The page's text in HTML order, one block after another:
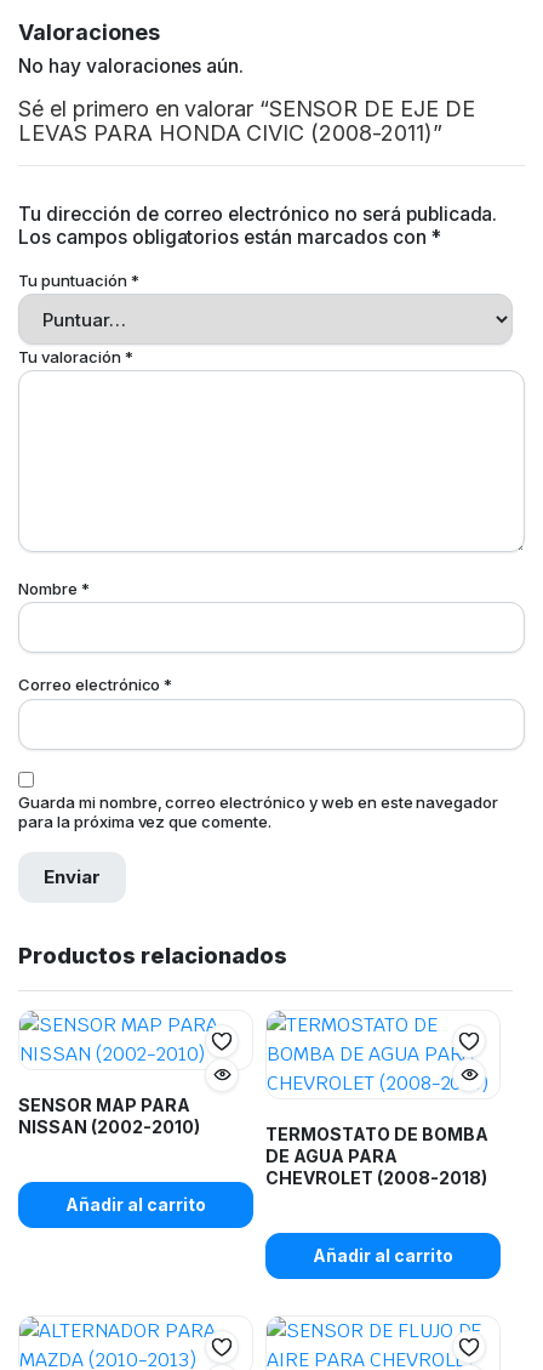
Valoraciones
No hay valoraciones aún.
Sé el primero en valorar “SENSOR DE EJE DE
LEVAS PARA HONDA CIVIC (2008-2011)”
Tu dirección de correo electrónico no será publicada.
Los campos obligatorios están marcados con *
Tu puntuación*
Tu valoración*
Nombre *
Correo electrónico*
Guarda mi nombre, correo electrónico y web en este navegador
para la próxima vez que comente.
Productos relacionados
SENSOR MAP PARA
NISSAN (2002-2010)
Añadir al carrito
TERMOSTATO DE BOMBA
DE AGUA PARA
CHEVROLET (2008-2018)
Añadir al carrito